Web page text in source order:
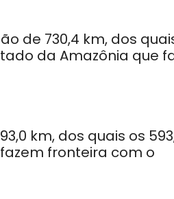
de 730,4 km, dos
da Amazônia que
km, dos quais os
fronteira com o